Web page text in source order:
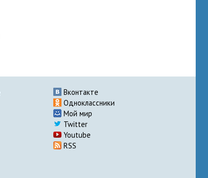
Вконтакте
Одноклассники
Мой мир
Twitter
Youtube
RSS